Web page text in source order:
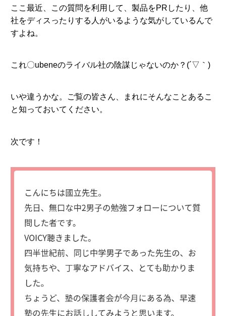
ここ最近、この質問を利用して、製品をPRしたり、他
社をディスったりする人がいるような気がしているんで
すよね。
これ〇ubeneのライバル社の陰謀じゃないのか？(´▽｀)
いや違うかな。ご覧の皆さん、まれにそんなことあるこ
と知っておいてください。
次です！